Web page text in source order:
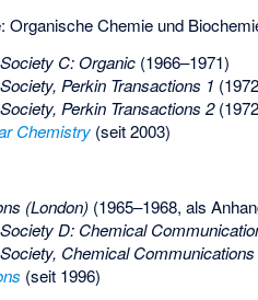
Organische Chemie und
C: Organic(1966–1971)
Perkin Transactions 1
Perkin Transactions 2
Chemistry(seit 2003)
(London)(1965–1968, als
D: Chemical
Chemical Communications
(seit 1996)